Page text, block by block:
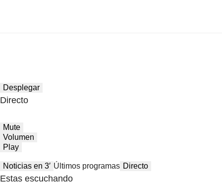
Desplegar
Directo
Mute
Volumen
Play
Noticias en 3′ Últimos programas Directo
Estas escuchando